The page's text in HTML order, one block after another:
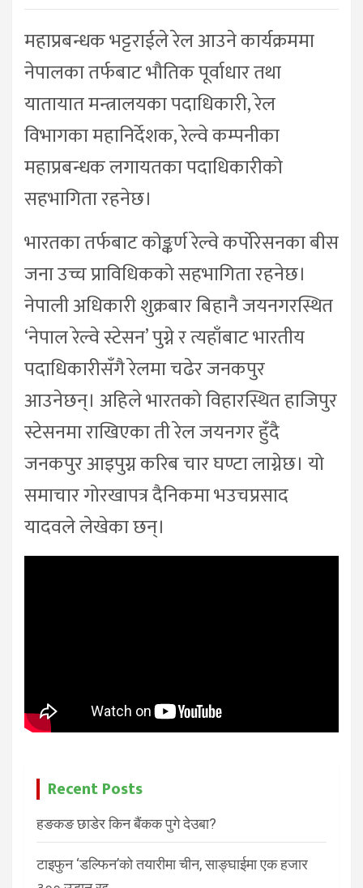
महाप्रबन्धक भट्टराईले रेल आउने कार्यक्रममा
नेपालका तर्फबाट भौतिक पूर्वाधार तथा
यातायात मन्त्रालयका पदाधिकारी, रेल
विभागका महानिर्देशक, रेल्वे कम्पनीका
महाप्रबन्धक लगायतका पदाधिकारीको
सहभागिता रहनेछ।
भारतका तर्फबाट कोङ्कर्ण रेल्वे कर्पोरेसनका बीस
जना उच्च प्राविधिकको सहभागिता रहनेछ।
नेपाली अधिकारी शुक्रबार बिहानै जयनगरस्थित
‘नेपाल रेल्वे स्टेसन’ पुग्ने र त्यहाँबाट भारतीय
पदाधिकारीसँगै रेलमा चढेर जनकपुर
आउनेछन्। अहिले भारतको विहारस्थित हाजिपुर
स्टेसनमा राखिएका ती रेल जयनगर हुँदै
जनकपुर आइपुग्न करिब चार घण्टा लाग्नेछ। यो
समाचार गोरखापत्र दैनिकमा भउचप्रसाद
यादवले लेखेका छन्।
Recent Posts
हङकङ छाडेर किन बैंकक पुगे देउबा?
टाइफुन ‘डल्फिन’को तयारीमा चीन, साङ्घाईमा एक हजार